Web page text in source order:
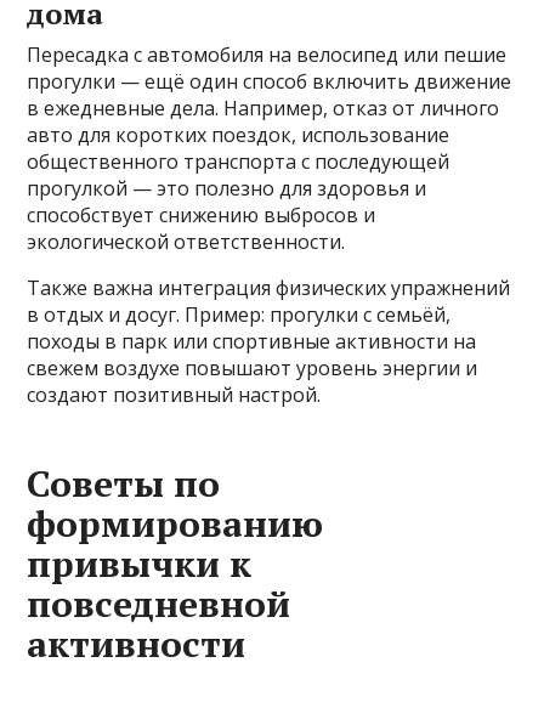
дома
Пересадка с автомобиля на велосипед или пешие
прогулки — ещё один способ включить движение
в ежедневные дела. Например, отказ от личного
авто для коротких поездок, использование
общественного транспорта с последующей
прогулкой — это полезно для здоровья и
способствует снижению выбросов и
экологической ответственности.
Также важна интеграция физических упражнений
в отдых и досуг. Пример: прогулки с семьёй,
походы в парк или спортивные активности на
свежем воздухе повышают уровень энергии и
создают позитивный настрой.
Советы по
формированию
привычки к
повседневной
активности